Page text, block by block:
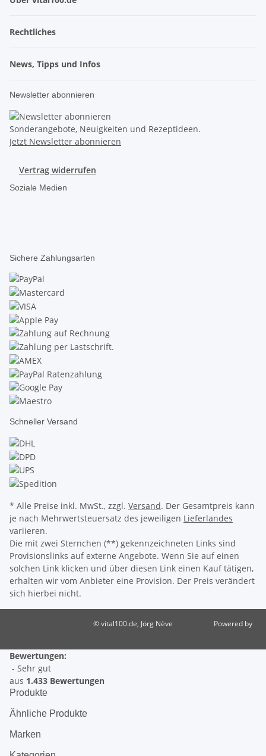
Rechtliches
News, Tipps und Infos
Newsletter abonnieren
Sonderangebote, Neuigkeiten und Rezeptideen.
Jetzt Newsletter abonnieren
Vertrag widerrufen
Soziale Medien
Sichere Zahlungsarten
Schneller Versand
* Alle Preise inkl. MwSt., zzgl. Versand. Der Gesamtpreis kann
je nach Mehrwertsteuersatz des jeweiligen Lieferlandes
variieren.
Die mit zwei Sternchen (**) gekennzeichneten Links sind
Provisionslinks auf externe Angebote. Wenn Sie auf einen
solchen Link klicken und über diesen Link einen Kauf tätigen,
erhalten wir vom Anbieter eine Provision. Der Preis verändert
sich hierbei nicht.
© vital100.de, Jörg Nève
Powered by
Bewertungen:
- Sehr gut
aus 1.433 Bewertungen
Produkte
Ähnliche Produkte
Marken